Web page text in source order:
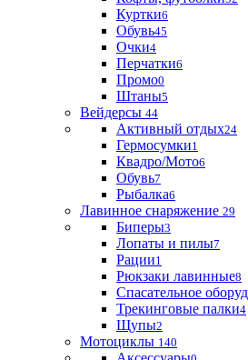
Куртки6
Обувь45
Очки4
Перчатки6
Промо0
Штаны5
Вейдерсы 44
Активный отдых24
Гермосумки1
Квадро/Мото6
Обувь7
Рыбалка6
Лавинное снаряжение 29
Биперы3
Лопаты и пилы7
Рации1
Рюкзаки лавинные8
Спасательное
Трекинговые палки4
Щупы2
Мотоциклы 140